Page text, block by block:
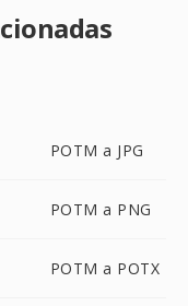
POTM a JPG
POTM a PNG
POTM a POTX